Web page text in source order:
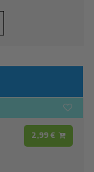
2,99 €